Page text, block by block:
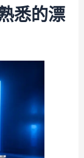
悉的漂